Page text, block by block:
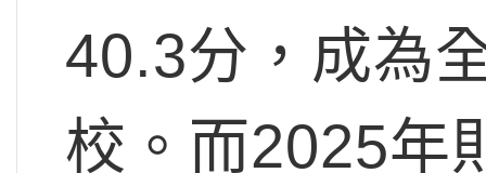
40.3分，成為
校。而2025年